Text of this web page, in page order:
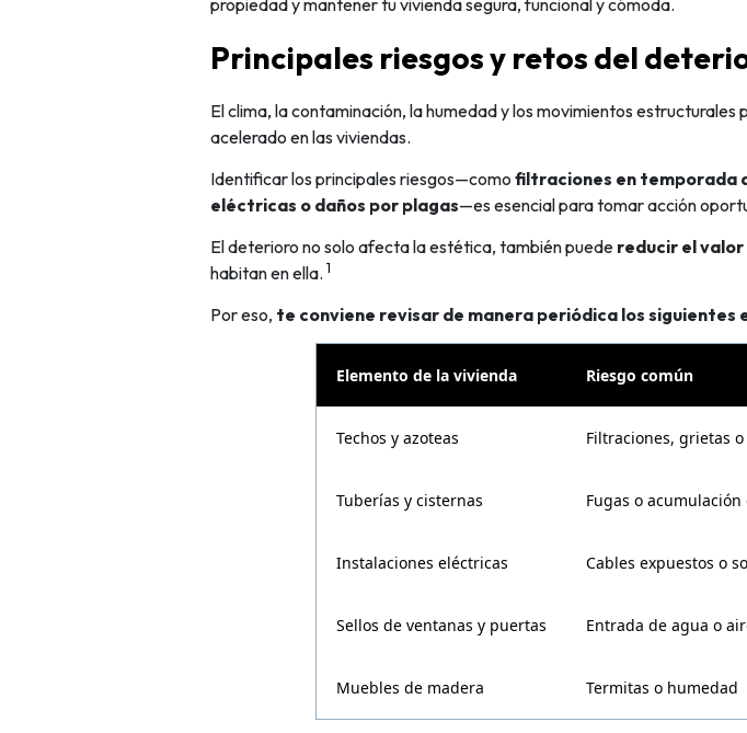
Principales riesgos y retos del
El clima, la contaminación, la humedad y los movimientos
acelerado en las viviendas.
Identificar los principales riesgos—como filtraciones en temporada
eléctricas o daños por plagas—es esencial para tomar acción
El deterioro no solo afecta la estética, también puede reducir el
habitan en ella. 1
Por eso, te conviene revisar de manera periódica los siguientes
Elemento de la vivienda Riesgo común
Techos y azoteas Filtraciones, grietas
Tuberías y cisternas Fugas o
Instalaciones eléctricas Cables expuestos o
Sellos de ventanas y puertas Entrada de agua o
Muebles de madera Termitas o humedad